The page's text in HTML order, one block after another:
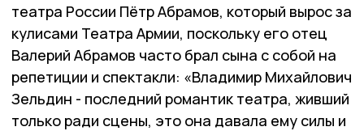
театра России Пётр Абрамов, который вырос за
кулисами Театра Армии, поскольку его отец
Валерий Абрамов часто брал сына с собой на
репетиции и спектакли: «Владимир Михайлович
Зельдин - последний романтик театра, живший
только ради сцены, это она давала ему силы и